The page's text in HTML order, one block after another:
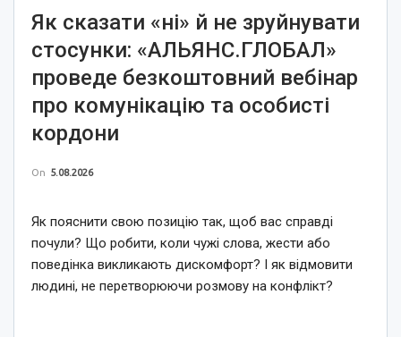
Як сказати «ні» й не зруйнувати
стосунки: «АЛЬЯНС.ГЛОБАЛ»
проведе безкоштовний вебінар
про комунікацію та особисті
кордони
On 5.08.2026
Як пояснити свою позицію так, щоб вас справді
почули? Що робити, коли чужі слова, жести або
поведінка викликають дискомфорт? І як відмовити
людині, не перетворюючи розмову на конфлікт?